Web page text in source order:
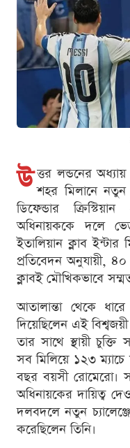
উ ত্তর লন্ডনের
শহর মিলানে নতুন
ডিফেন্ডার
অধিনায়ককে দলে
ইতালিয়ান ক্লাব
প্রতিবেদন অনুযায়ী,
ক্লাবই মৌখিকভাবে
আতালান্তা থেকে
দিয়েছিলেন এই
তার সাথে স্থায়ী
সব মিলিয়ে ১২৩
বছর বয়সী রোমেরো।
অধিনায়কের দায়িত্ব
দলবদলে নতুন
করেছিলেন তিনি।